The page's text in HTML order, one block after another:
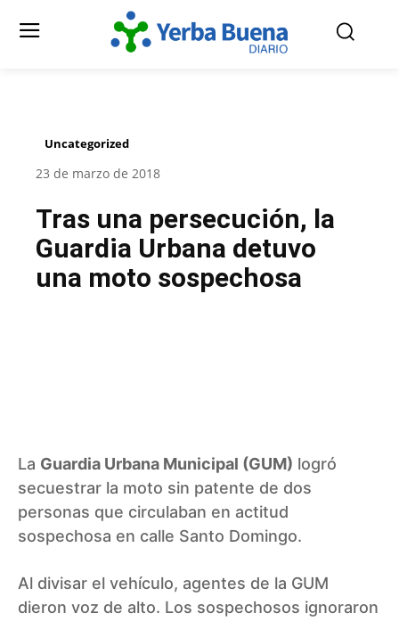
Uncategorized
23 de marzo de 2018
Tras una persecución, la
Guardia Urbana detuvo
una moto sospechosa
La Guardia Urbana Municipal (GUM) logró
secuestrar la moto sin patente de dos
personas que circulaban en actitud
sospechosa en calle Santo Domingo.
Al divisar el vehículo, agentes de la GUM
dieron voz de alto. Los sospechosos ignoraron